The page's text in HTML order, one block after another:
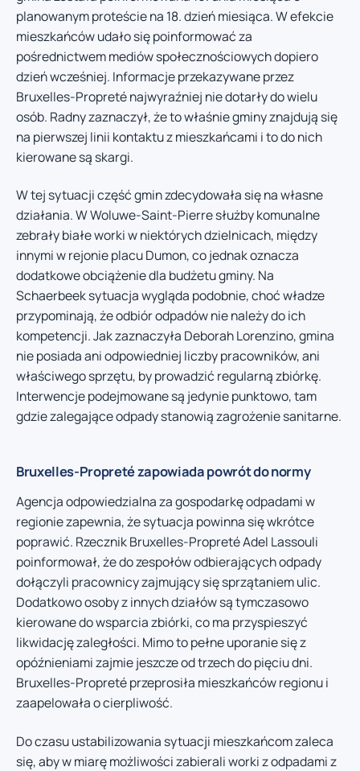
planowanym proteście na 18. dzień miesiąca. W efekcie
mieszkańców udało się poinformować za
pośrednictwem mediów społecznościowych dopiero
dzień wcześniej. Informacje przekazywane przez
Bruxelles-Propreté najwyraźniej nie dotarły do wielu
osób. Radny zaznaczył, że to właśnie gminy znajdują się
na pierwszej linii kontaktu z mieszkańcami i to do nich
kierowane są skargi.
W tej sytuacji część gmin zdecydowała się na własne
działania. W Woluwe-Saint-Pierre służby komunalne
zebrały białe worki w niektórych dzielnicach, między
innymi w rejonie placu Dumon, co jednak oznacza
dodatkowe obciążenie dla budżetu gminy. Na
Schaerbeek sytuacja wygląda podobnie, choć władze
przypominają, że odbiór odpadów nie należy do ich
kompetencji. Jak zaznaczyła Deborah Lorenzino, gmina
nie posiada ani odpowiedniej liczby pracowników, ani
właściwego sprzętu, by prowadzić regularną zbiórkę.
Interwencje podejmowane są jedynie punktowo, tam
gdzie zalegające odpady stanowią zagrożenie sanitarne.
Bruxelles-Propreté zapowiada powrót do normy
Agencja odpowiedzialna za gospodarkę odpadami w
regionie zapewnia, że sytuacja powinna się wkrótce
poprawić. Rzecznik Bruxelles-Propreté Adel Lassouli
poinformował, że do zespołów odbierających odpady
dołączyli pracownicy zajmujący się sprzątaniem ulic.
Dodatkowo osoby z innych działów są tymczasowo
kierowane do wsparcia zbiórki, co ma przyspieszyć
likwidację zaległości. Mimo to pełne uporanie się z
opóźnieniami zajmie jeszcze od trzech do pięciu dni.
Bruxelles-Propreté przeprosiła mieszkańców regionu i
zaapelowała o cierpliwość.
Do czasu ustabilizowania sytuacji mieszkańcom zaleca
się, aby w miarę możliwości zabierali worki z odpadami z